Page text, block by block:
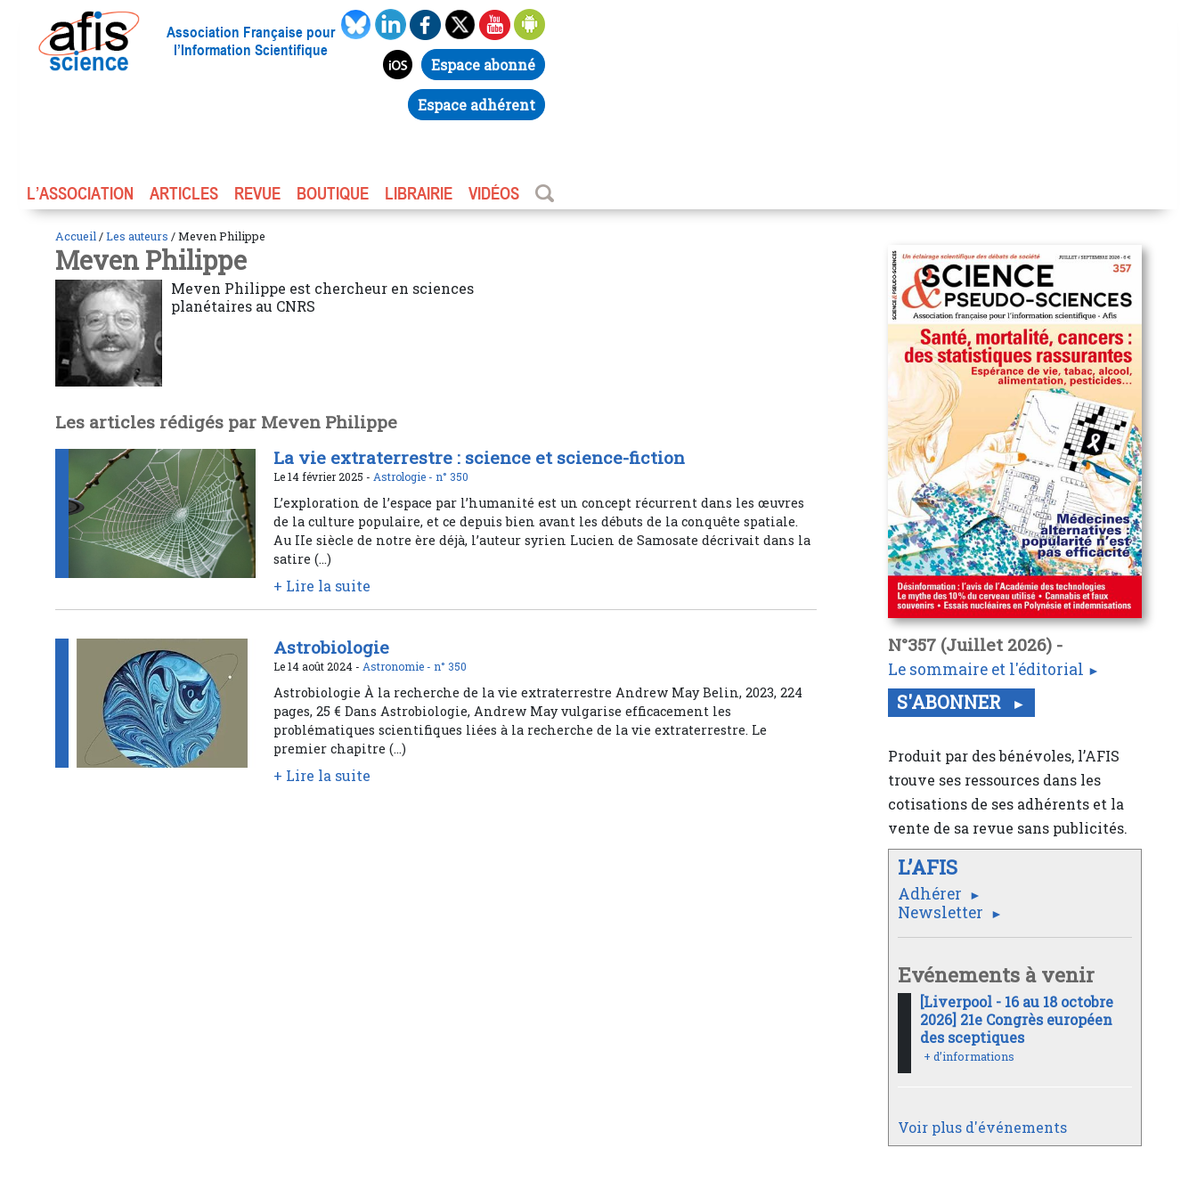
Association Française pour
l’Information Scientifique
Espace abonné
Espace adhérent
L’ASSOCIATION ARTICLES REVUE BOUTIQUE LIBRAIRIE VIDÉOS
Accueil /Les auteurs / Meven Philippe
Meven Philippe
Meven Philippe est chercheur en sciences
planétaires au CNRS
Les articles rédigés par Meven Philippe
La vie extraterrestre : science et science-fiction
Le 14 février 2025 - Astrologie -n° 350
L’exploration de l’espace par l’humanité est un concept récurrent dans les œuvres
de la culture populaire, et ce depuis bien avant les débuts de la conquête spatiale.
Au IIe siècle de notre ère déjà, l’auteur syrien Lucien de Samosate décrivait dans la
satire (…)
+ Lire la suite
Astrobiologie
Le 14 août 2024 - Astronomie -n° 350
Astrobiologie À la recherche de la vie extraterrestre Andrew May Belin, 2023, 224
pages, 25 € Dans Astrobiologie, Andrew May vulgarise efficacement les
problématiques scientifiques liées à la recherche de la vie extraterrestre. Le
premier chapitre (…)
+ Lire la suite
N°357 (Juillet 2026) -
Le sommaire et l'éditorial
S'ABONNER
Produit par des bénévoles, l’AFIS
trouve ses ressources dans les
cotisations de ses adhérents et la
vente de sa revue sans publicités.
L’AFIS
Adhérer
Newsletter
Evénements à venir
[Liverpool - 16 au 18 octobre
2026] 21e Congrès européen
des sceptiques
+ d’informations
Voir plus d'événements